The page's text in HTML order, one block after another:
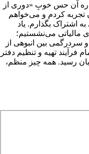
آن حس خوبِ «دوری از
تجربه کردم و می‌خواهم
اشتراک بگذارم. یاد
مالیاتی می‌نشستیم؛
سردرگمی بین انبوهی از
فرآیند تهیه و تنظیم دفتر
رسید. همه چیز منظم،